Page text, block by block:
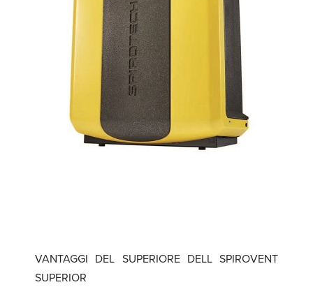
VANTAGGI DEL SUPERIORE DELL SPIROVENT
SUPERIOR